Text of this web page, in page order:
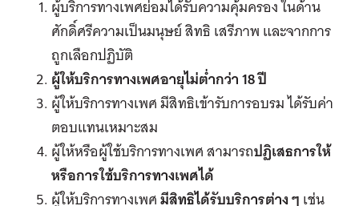
ผู้บริการทางเพศย่อมได้รับความคุ้มครอง ในด้าน
ศักดิ์ศรีความเป็นมนุษย์ สิทธิ เสรีภาพ และจากการ
ถูกเลือกปฏิบัติ
ผู้ให้บริการทางเพศอายุไม่ต่ำกว่า 18 ปี
ผู้ให้บริการทางเพศ มีสิทธิเข้ารับการอบรม ได้รับค่า
ตอบแทนเหมาะสม
ผู้ให้หรือผู้ใช้บริการทางเพศ สามารถปฏิเสธการให้
หรือการใช้บริการทางเพศได้
ผู้ให้บริการทางเพศมีสิทธิได้รับบริการต่าง ๆเช่น